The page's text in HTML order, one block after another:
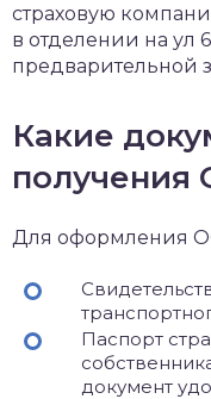
страховую
в отделении на ул
предварительной
Какие
получения
Для оформления
Паспорт
документ